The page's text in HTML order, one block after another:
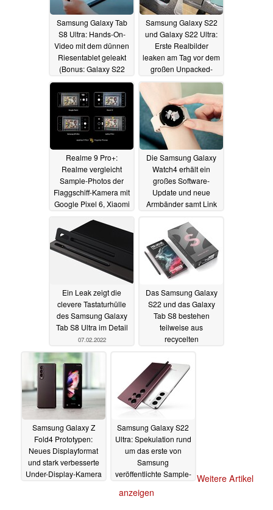
Samsung Galaxy Tab
S8 Ultra: Hands-On-
Video mit dem dünnen
Riesentablet geleakt
(Bonus: Galaxy S22
Ultra)08.02.2022
Samsung Galaxy S22
und Galaxy S22 Ultra:
Erste Realbilder
leaken am Tag vor dem
großen Unpacked-
Event08.02.2022
Realme 9 Pro+:
Realme vergleicht
Sample-Photos der
Flaggschiff-Kamera mit
Google Pixel 6, Xiaomi
Galaxy S21 Ultra
07.02.2022
Die Samsung Galaxy
Watch4 erhält ein
großes Software-
Update und neue
Armbänder samt Link
Ein Leak zeigt die
clevere Tastaturhülle
des Samsung Galaxy
Tab S8 Ultra im Detail
07.02.2022
Das Samsung Galaxy
S22 und das Galaxy
Tab S8 bestehen
teilweise aus
recycelten
Samsung Galaxy Z
Fold4 Prototypen:
Neues Displayformat
und stark verbesserte
Under-Display-Kamera
Samsung Galaxy S22
Ultra: Spekulation rund
um das erste von
Samsung
veröffentlichte Sample-
Kamera06.02.2022
Weitere Artikel
anzeigen